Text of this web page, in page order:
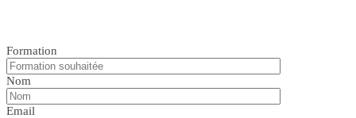
Formation
Nom
Email